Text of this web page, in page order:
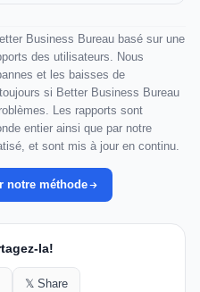
Business Bureau basé sur une
des utilisateurs. Nous
et les baisses de
si Better Business Bureau
Les rapports sont
entier ainsi que par notre
et sont mis à jour en continu.
notre méthode
la!
𝕏 Share